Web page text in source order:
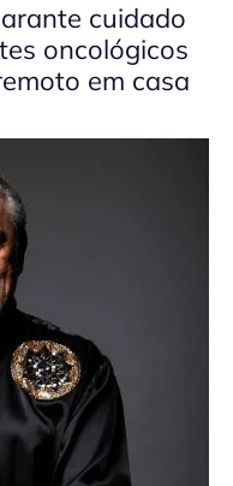
cuidado
oncológicos
em casa